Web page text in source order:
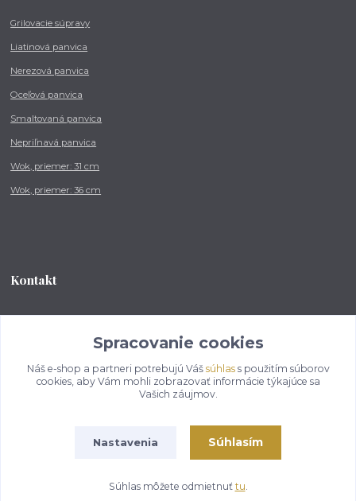
Grilovacie súpravy
Liatinová panvica
Nerezová panvica
Oceľová panvica
Smaltovaná panvica
Nepriľnavá panvica
Wok, priemer: 31 cm
Wok, priemer: 36 cm
Kontakt
od 8:00 - do 16:00 hod
info@kotlikovesupravy.sk
Vytvorené na
Eshop-rychlo.sk
Spracovanie cookies
Náš e-shop a partneri potrebujú Váš súhlass použitím súborov
cookies, aby Vám mohli zobrazovať informácie týkajúce sa
Vašich záujmov.
Nastavenia Súhlasím
Súhlas môžete odmietnuť tu